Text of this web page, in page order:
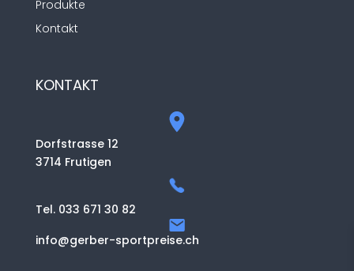
Produkte
Kontakt
KONTAKT
Dorfstrasse 12
3714 Frutigen
Tel. 033 671 30 82
info@gerber-sportpreise.ch